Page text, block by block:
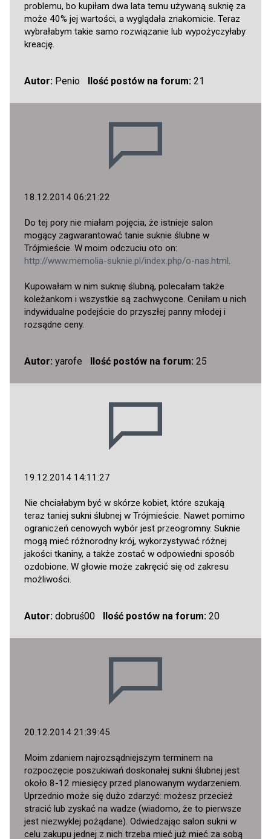
problemu, bo kupiłam dwa lata temu używaną suknię za
może 40% jej wartości, a wyglądała znakomicie. Teraz
wybrałabym takie samo rozwiązanie lub wypożyczyłaby
kreację.
Autor: Penio Ilość postów na forum:21
18.12.2014 06:21:22
Do tej pory nie miałam pojęcia, że istnieje salon
mogący zagwarantować tanie suknie ślubne w
Trójmieście. W moim odczuciu oto on:
http://www.memolia-suknie.pl/index.php/o-nas.html .
Kupowałam w nim suknię ślubną, polecałam także
koleżankom i wszystkie są zachwycone. Ceniłam u nich
indywidualne podejście do przyszłej panny młodej i
rozsądne ceny.
Autor: yarofe Ilość postów na forum: 25
19.12.2014 14:11:27
Nie chciałabym być w skórze kobiet, które szukają
teraz taniej sukni ślubnej w Trójmieście. Nawet pomimo
ograniczeń cenowych wybór jest przeogromny. Suknie
mogą mieć różnorodny krój, wykorzystywać różnej
jakości tkaniny, a także zostać w odpowiedni sposób
ozdobione. W głowie może zakręcić się od zakresu
możliwości.
Autor: dobruś00 Ilość postów na forum:20
20.12.2014 21:39:45
Moim zdaniem najrozsądniejszym terminem na
rozpoczęcie poszukiwań doskonałej sukni ślubnej jest
około 8-12 miesięcy przed planowanym wydarzeniem.
Uprzednio może się dużo zdarzyć: możesz przecież
stracić lub zyskać na wadze (wiadomo, że to pierwsze
jest niezwyklej pożądane). Odwiedzając salon sukni w
celu zakupu jednej z nich trzeba mieć już mieć za sobą